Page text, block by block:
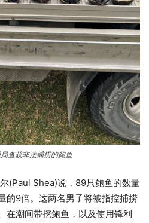
查获非法捕捞的鲍鱼
(Paul Shea)说，89只鲍鱼的数量
的9倍。这两名男子将被指控捕捞
在潮间带挖鲍鱼，以及使用锋利